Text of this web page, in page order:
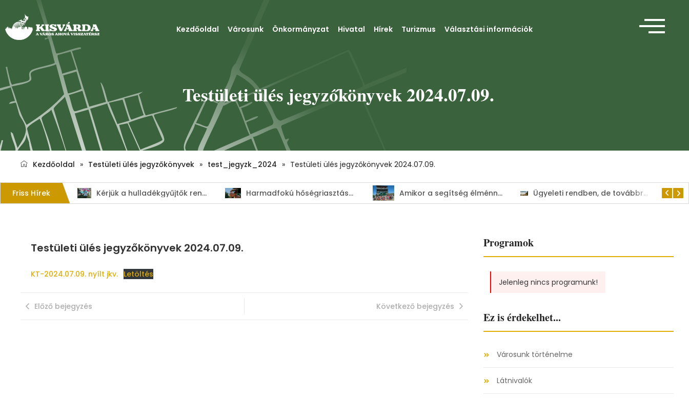
Kezdőoldal Városunk Önkormányzat Hivatal Hírek Turizmus Választási információk
Testületi ülés jegyzőkönyvek 2024.07.09.
Kezdőoldal » Testületi ülés jegyzőkönyvek » test_jegyzk_2024 » Testületi ülés jegyzőkönyvek 2024.07.09.
Friss Hírek Kérjük a hulladékgyűjtők rendeltetésszerű használatát! Harmadfokú hőségriasztás–MEGHOSSZABBÍTVA! Amikor a segítség élménnyé válik Ügyeleti rendben, de továbbra is a lakosság szolgálatában tart nyitva a Kisvárdai Polgármesteri Hivatal
Testületi ülés jegyzőkönyvek 2024.07.09.
KT-2024.07.09. nyílt jkv. Letöltés
Előző bejegyzés Következő bejegyzés
Programok
Jelenleg nincs programunk!
Ez is érdekelhet...
Városunk történelme
Látnivalók